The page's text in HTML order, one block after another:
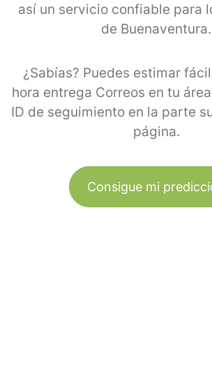
así un servicio confiable para
de Buenaventura.
¿Sabías? Puedes estimar
hora entrega Correos en tu
ID de seguimiento en la parte
página.
Consigue mi